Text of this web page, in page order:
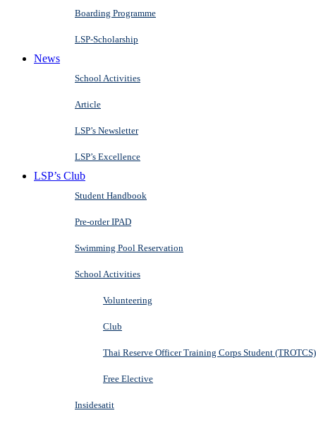
Boarding Programme
LSP-Scholarship
News
School Activities
Article
LSP’s Newsletter
LSP’s Excellence
LSP’s Club
Student Handbook
Pre-order IPAD
Swimming Pool Reservation
School Activities
Volunteering
Club
Thai Reserve Officer Training Corps Student (TROTCS)
Free Elective
Insidesatit